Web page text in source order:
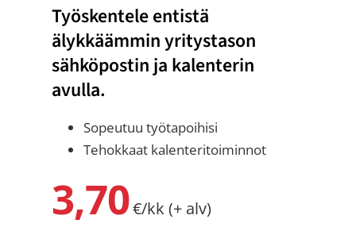
Työskentele entistä
älykkäämmin yritystason
sähköpostin ja kalenterin
avulla.
Sopeutuu työtapoihisi
Tehokkaat kalenteritoiminnot
3,70€/kk (+ alv)